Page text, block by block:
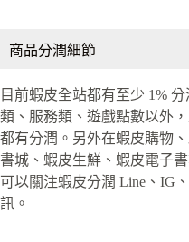
商品分潤細節
目前蝦皮全站都有至少 1%
類、服務類、遊戲點數以外
都有分潤。另外在蝦皮購物
書城、蝦皮生鮮、蝦皮電子
可以關注蝦皮分潤 Line、IG
訊。